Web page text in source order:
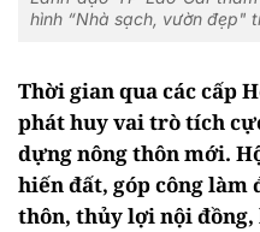
hình “Nhà sạch, vườn đẹp"
Thời gian qua các cấp
phát huy vai trò tích
dựng nông thôn mới.
hiến đất, góp công làm
thôn, thủy lợi nội